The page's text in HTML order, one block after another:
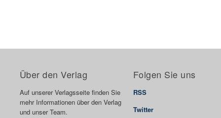
Über den Verlag
Auf unserer Verlagsseite finden Sie
mehr Informationen über den Verlag
und unser Team.
Folgen Sie uns
RSS
Twitter